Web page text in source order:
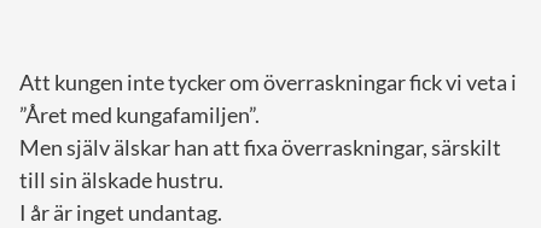
Att kungen inte tycker om överraskningar fick vi veta i
”Året med kungafamiljen”.
Men själv älskar han att fixa överraskningar, särskilt
till sin älskade hustru.
I år är inget undantag.